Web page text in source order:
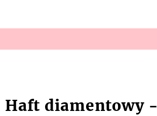
Haft diamentowy -